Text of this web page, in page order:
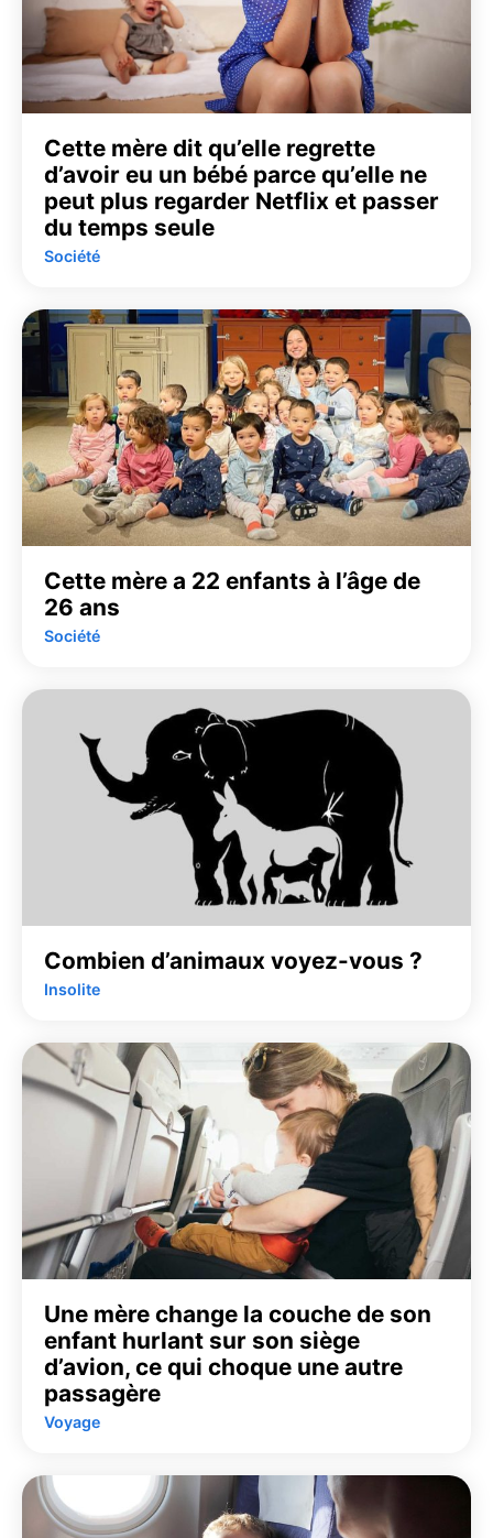
Cette mère dit qu’elle regrette
d’avoir eu un bébé parce qu’elle ne
peut plus regarder Netflix et passer
du temps seule
Société
Cette mère a 22 enfants à l’âge de
26 ans
Société
Combien d’animaux voyez-vous ?
Insolite
Une mère change la couche de son
enfant hurlant sur son siège
d’avion, ce qui choque une autre
passagère
Voyage